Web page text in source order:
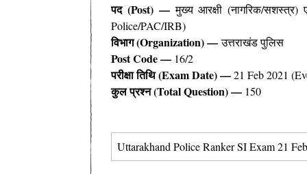
पद (Post) — मुख्य आरक्षी (नागरिक/सशस्त्र)
Police/PAC/IRB)
विभाग (Organization) —उत्तराखंड पुलिस
Post Code— 16/2
परीक्षा तिथि (Exam Date) —21 Feb 2021
कुल प्रश्न (Total Question) — 150
Uttarakhand Police Ranker SI Exam 21